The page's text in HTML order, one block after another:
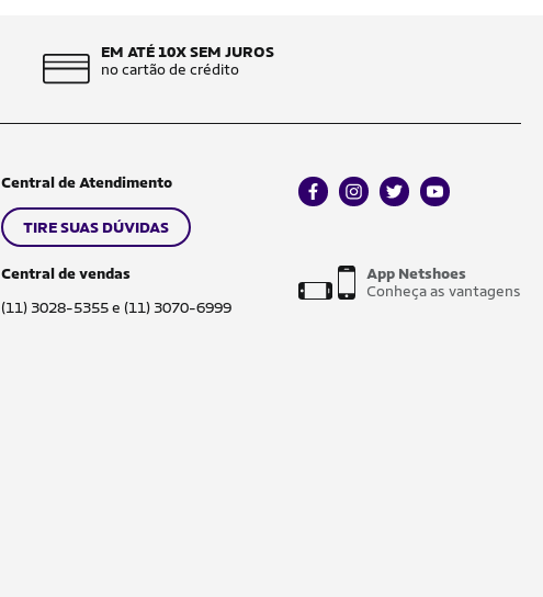
EM ATÉ 10X SEM JUROS
no cartão de crédito
Central de Atendimento
TIRE SUAS DÚVIDAS
Central de vendas
(11) 3028-5355 e (11) 3070-6999
facebookinstagram
twitteryoutube
App Netshoes
Conheça as vantagens